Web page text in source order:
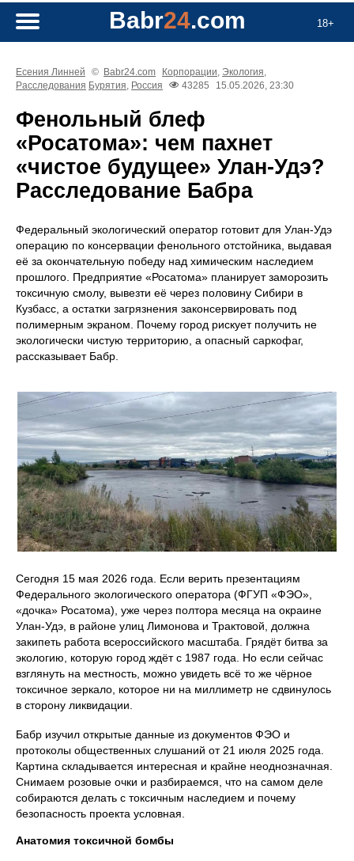
18+
Babr24.com
Есения Линней © Babr24.com Корпорации, Экология,
Расследования Бурятия, Россия 43285 15.05.2026, 23:30
Фенольный блеф
«Росатома»: чем пахнет
«чистое будущее» Улан-Удэ?
Расследование Бабра
Федеральный экологический оператор готовит для Улан-Удэ
операцию по консервации фенольного отстойника, выдавая
её за окончательную победу над химическим наследием
прошлого. Предприятие «Росатома» планирует заморозить
токсичную смолу, вывезти её через половину Сибири в
Кузбасс, а остатки загрязнения законсервировать под
полимерным экраном. Почему город рискует получить не
экологически чистую территорию, а опасный саркофаг,
рассказывает Бабр.
Сегодня 15 мая 2026 года. Если верить презентациям
Федерального экологического оператора (ФГУП «ФЭО»,
«дочка» Росатома), уже через полтора месяца на окраине
Улан-Удэ, в районе улиц Лимонова и Трактовой, должна
закипеть работа всероссийского масштаба. Грядёт битва за
экологию, которую город ждёт с 1987 года. Но если сейчас
взглянуть на местность, можно увидеть всё то же чёрное
токсичное зеркало, которое ни на миллиметр не сдвинулось
в сторону ликвидации.
Бабр изучил открытые данные из документов ФЭО и
протоколы общественных слушаний от 21 июля 2025 года.
Картина складывается интересная и крайне неоднозначная.
Снимаем розовые очки и разбираемся, что на самом деле
собираются делать с токсичным наследием и почему
безопасность проекта условная.
Анатомия токсичной бомбы